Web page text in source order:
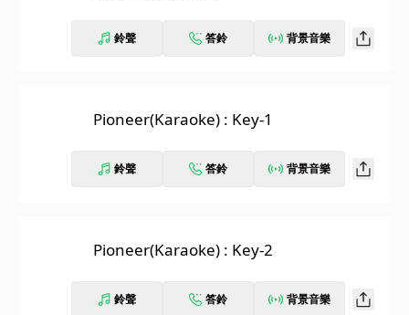
鈴聲 答鈴 背景音樂
Pioneer(Karaoke) : Key-1
鈴聲 答鈴 背景音樂
Pioneer(Karaoke) : Key-2
鈴聲 答鈴 背景音樂